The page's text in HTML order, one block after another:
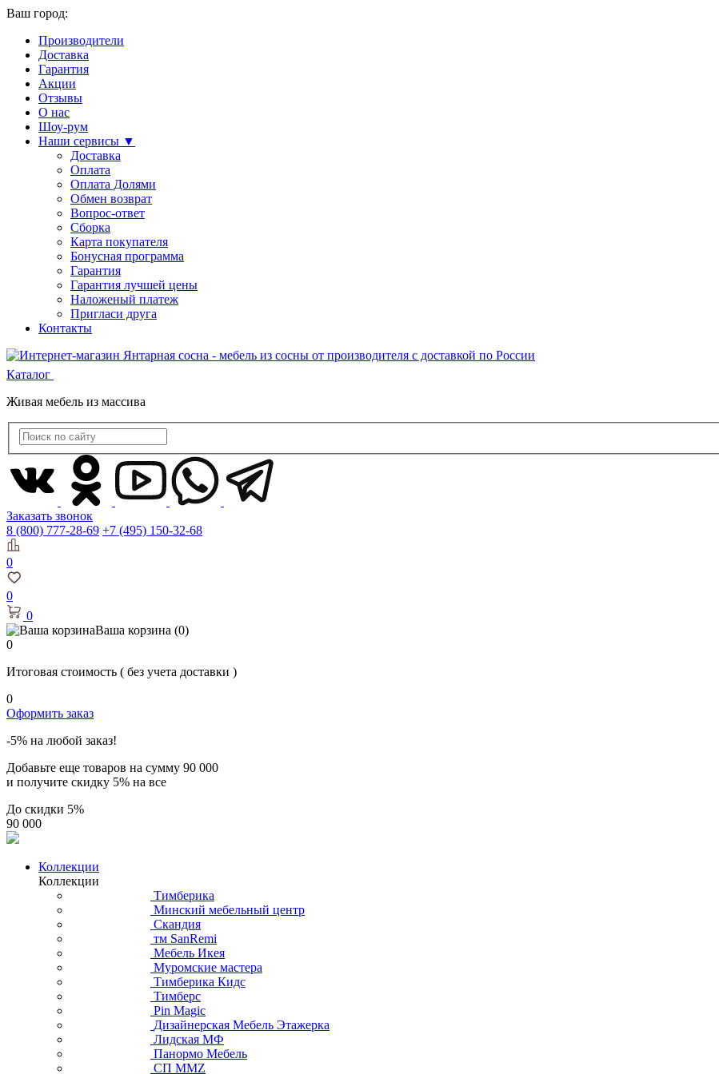
Ваш город:
Производители
Доставка
Гарантия
Акции
Отзывы
О нас
Шоу-рум
Наши сервисы ▼
Доставка
Оплата
Оплата Долями
Обмен возврат
Вопрос-ответ
Сборка
Карта покупателя
Бонусная программа
Гарантия
Гарантия лучшей цены
Наложеный платеж
Пригласи друга
Контакты
Каталог
Живая мебель из массива
Заказать звонок
8 (800) 777-28-69 +7 (495) 150-32-68
0
0
0
Ваша корзина (0)
0
Итоговая стоимость ( без учета доставки )
0
Оформить заказ
-5% на любой заказ!
Добавьте еще товаров на сумму 90 000
и получите скидку 5% на все
До скидки 5%
90 000
Коллекции
Коллекции
Тимберика
Минский мебельный центр
Скандия
тм SanRemi
Мебель Икея
Муромские мастера
Тимберика Кидс
Тимберс
Pin Magic
Дизайнерская Мебель Этажерка
Лидская МФ
Панормо Мебель
СП ММZ